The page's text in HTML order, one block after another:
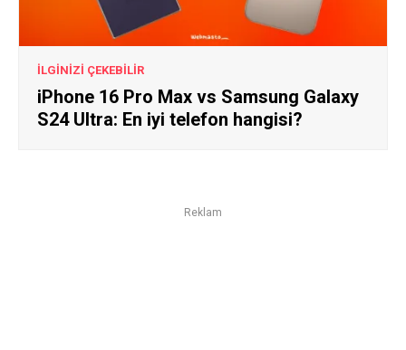
İLGİNİZİ ÇEKEBİLİR
iPhone 16 Pro Max vs Samsung Galaxy
S24 Ultra: En iyi telefon hangisi?
Reklam